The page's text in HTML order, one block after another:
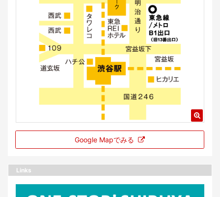
Google Mapでみる
Links